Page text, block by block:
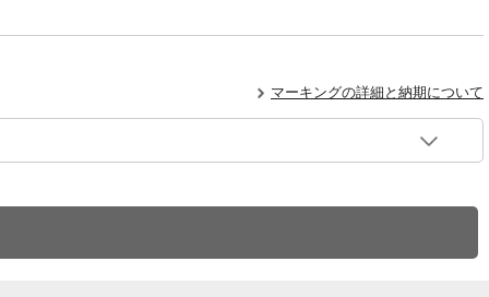
マーキングの詳細と納期について